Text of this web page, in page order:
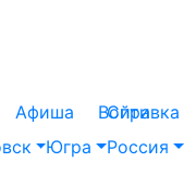
Афиша Справка
Войти
Югра
Россия